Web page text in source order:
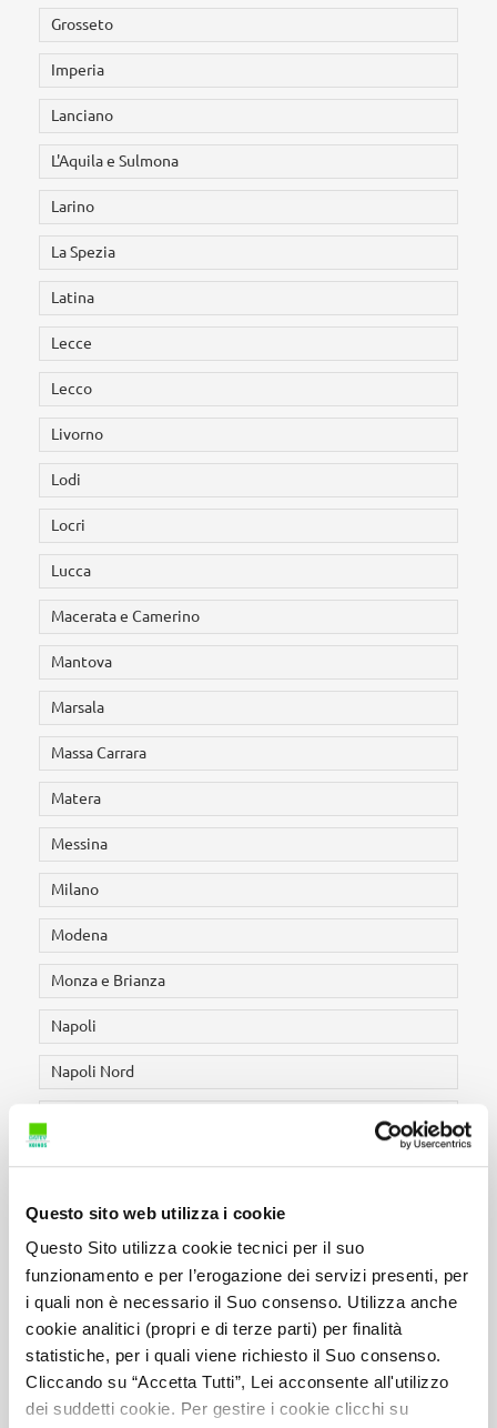
Questo sito web utilizza i cookie
Questo Sito utilizza cookie tecnici per il suo
funzionamento e per l’erogazione dei servizi presenti, per
i quali non è necessario il Suo consenso. Utilizza anche
cookie analitici (propri e di terze parti) per finalità
statistiche, per i quali viene richiesto il Suo consenso.
Cliccando su “Accetta Tutti”, Lei acconsente all'utilizzo
dei suddetti cookie. Per gestire i cookie clicchi su
Grosseto
Imperia
Lanciano
L'Aquila e Sulmona
Larino
La Spezia
Latina
Lecce
Lecco
Livorno
Lodi
Locri
Lucca
Macerata e Camerino
Mantova
Marsala
Massa Carrara
Matera
Messina
Milano
Modena
Monza e Brianza
Napoli
Napoli Nord
Nola
Novara
Nuoro
Oristano
Palermo